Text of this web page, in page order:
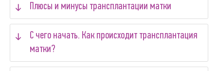
Плюсы и минусы трансплантации матки
С чего начать. Как происходит трансплантация
матки?